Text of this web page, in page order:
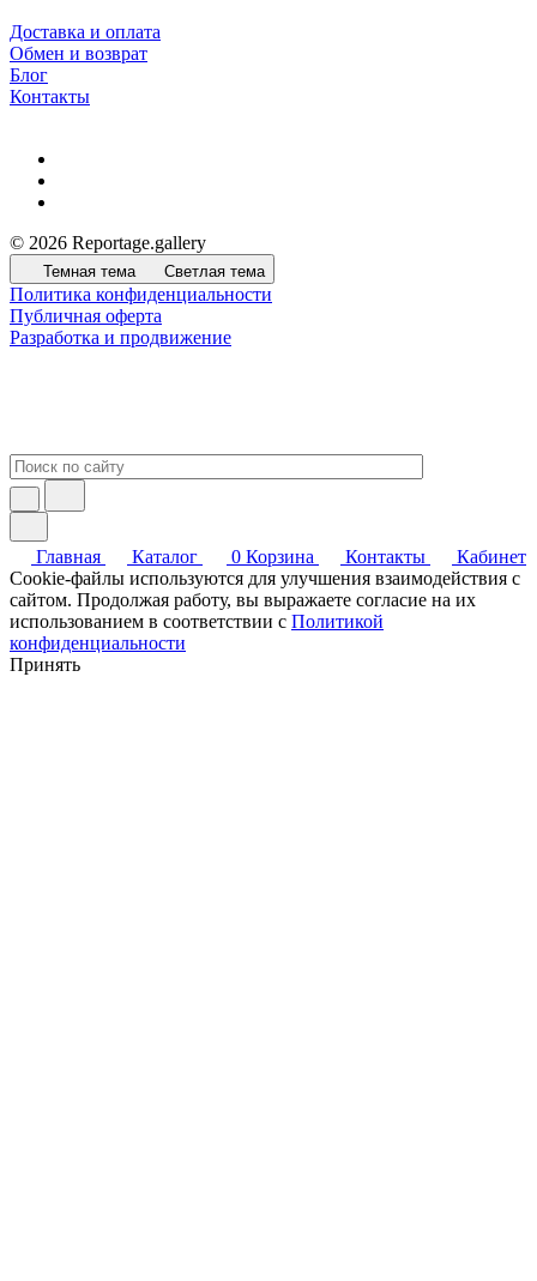
Доставка и оплата
Обмен и возврат
Блог
Контакты
© 2026 Reportage.gallery
Темная тема Светлая тема
Политика конфиденциальности
Публичная оферта
Разработка и продвижение
Главная Каталог 0 Корзина Контакты
Кабинет
Cookie-файлы используются для улучшения взаимодействия с
сайтом. Продолжая работу, вы выражаете согласие на их
использованием в соответствии с Политикой
конфиденциальности
Принять